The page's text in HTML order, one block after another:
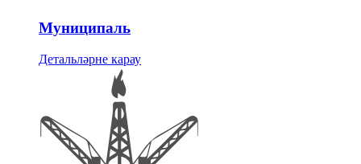
Муниципаль
Детальләрне карау